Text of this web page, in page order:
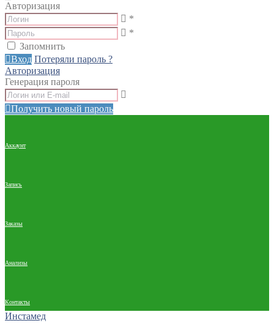
Авторизация
*
*
Запомнить
Вход Потеряли пароль ?
Авторизация
Генерация пароля
Получить новый пароль
Аккаунт
Запись
Заказы
Анализы
Контакты
Инстамед